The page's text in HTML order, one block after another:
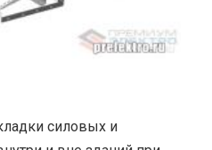
силовых и